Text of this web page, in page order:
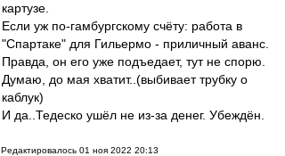
картузе.
Если уж по-гамбургскому счёту: работа в
"Спартаке" для Гильермо - приличный аванс.
Правда, он его уже подъедает, тут не спорю.
Думаю, до мая хватит..(выбивает трубку о
каблук)
И да..Тедеско ушёл не из-за денег. Убеждён.
Редактировалось 01 ноя 2022 20:13